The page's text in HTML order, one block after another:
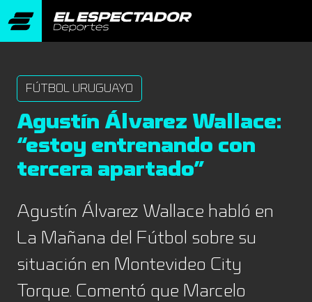
FÚTBOL URUGUAYO
Agustín Álvarez Wallace:
“estoy entrenando con
tercera apartado”
Agustín Álvarez Wallace habló en
La Mañana del Fútbol sobre su
situación en Montevideo City
Torque. Comentó que Marcelo